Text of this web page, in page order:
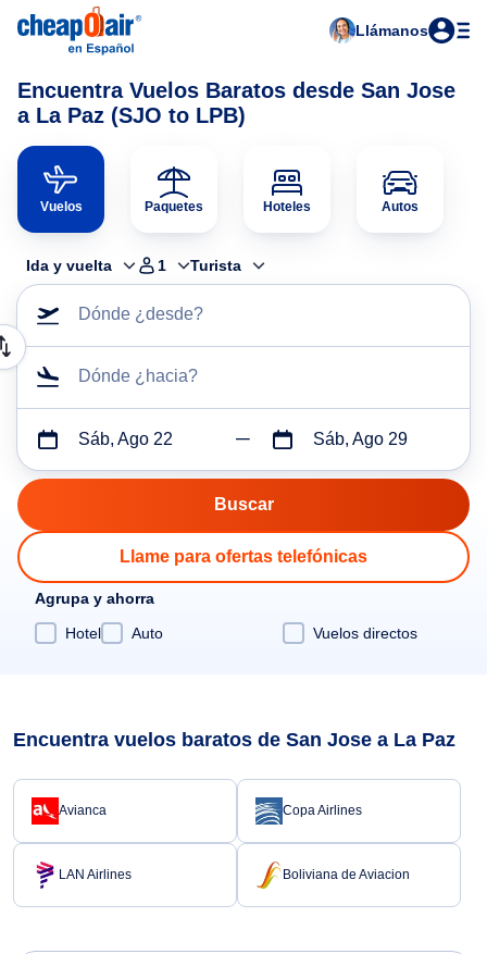
Llámanos
Encuentra Vuelos Baratos desde San Jose
a La Paz (SJO to LPB)
Vuelos Paquetes Hoteles Autos
Ida y vuelta 1 Turista
Dónde ¿desde?
Dónde ¿hacia?
Sáb, Ago 22 Sáb, Ago 29
Llame para ofertas telefónicas
Agrupa y ahorra
Hotel
Auto Vuelos directos
Encuentra vuelos baratos de San Jose a La Paz
Avianca Copa Airlines
LAN Airlines Boliviana de Aviacion